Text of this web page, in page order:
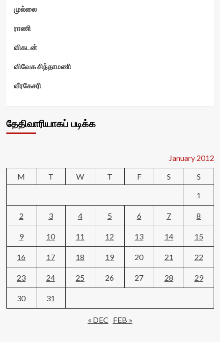
முல்லை
ராணி
விகடன்
விவேக சிந்தாமணி
வீரகேசரி
தேதிவாரியாகப் படிக்க
January 2012
M
T W T F S
S
1
2 3 4 5 6 7 8
9 10 11 12 13 14 15
16 17 18 19 20 21 22
23 24 25 26 27 28 29
30 31
« DEC FEB »